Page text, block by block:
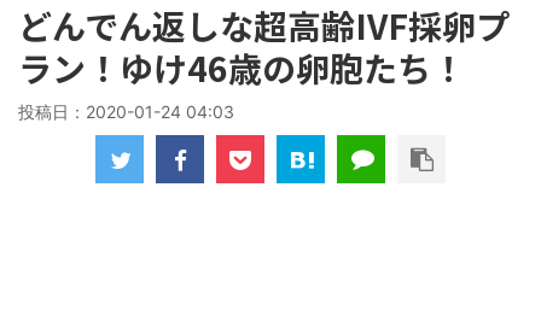
どんでん返しな超高齢IVF採卵プ
ラン！ゆけ46歳の卵胞たち！
投稿日： 2020-01-24 04:03